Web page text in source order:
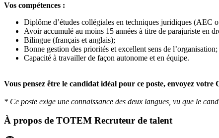
Vos compétences :
Diplôme d’études collégiales en techniques juridiques (AEC
Avoir accumulé au moins 15 années à titre de parajuriste en
Bilingue (français et anglais);
Bonne gestion des priorités et excellent sens de l’organisation;
Capacité à travailler de façon autonome et en équipe.
Vous pensez être le candidat idéal pour ce poste, envoyez votre
* Ce poste exige une connaissance des deux langues, vu que le
À propos de TOTEM Recruteur de talent